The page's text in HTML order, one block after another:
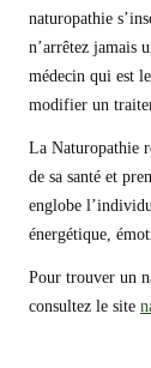
naturopathie
n’arrêtez jamais
médecin qui est
modifier un
La Naturopathie
de sa santé et
englobe
énergétique,
Pour trouver un
consultez le site